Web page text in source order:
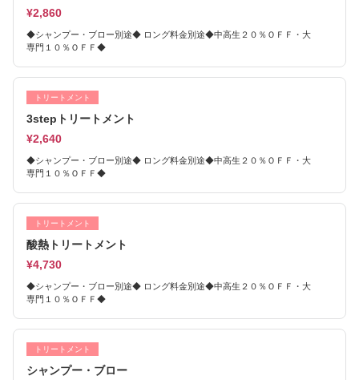
¥2,860
◆シャンプー・ブロー別途◆ ロング料金別途◆中高生２０％ＯＦＦ・大
専門１０％ＯＦＦ◆
トリートメント
3stepトリートメント
¥2,640
◆シャンプー・ブロー別途◆ ロング料金別途◆中高生２０％ＯＦＦ・大
専門１０％ＯＦＦ◆
トリートメント
酸熱トリートメント
¥4,730
◆シャンプー・ブロー別途◆ ロング料金別途◆中高生２０％ＯＦＦ・大
専門１０％ＯＦＦ◆
トリートメント
シャンプー・ブロー